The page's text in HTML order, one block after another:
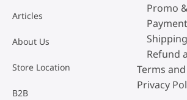
Articles
About Us
Store Location
B2B
Promo
Payment
Refund
Terms
Privacy